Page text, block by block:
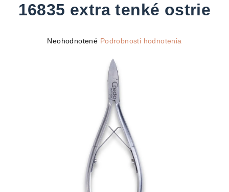
16835 extra tenké ostrie
Priemerné
Neohodnotené Podrobnosti hodnotenia